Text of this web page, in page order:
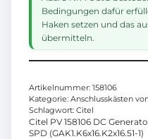
Bedingungen dafür
Haken setzen und das
übermitteln.
Artikelnummer: 158106
Kategorie: Anschlusskästen
Schlagwort: Citel
Citel PV 158106 DC
SPD (GAK1.K6x16.K2x16.51-1)